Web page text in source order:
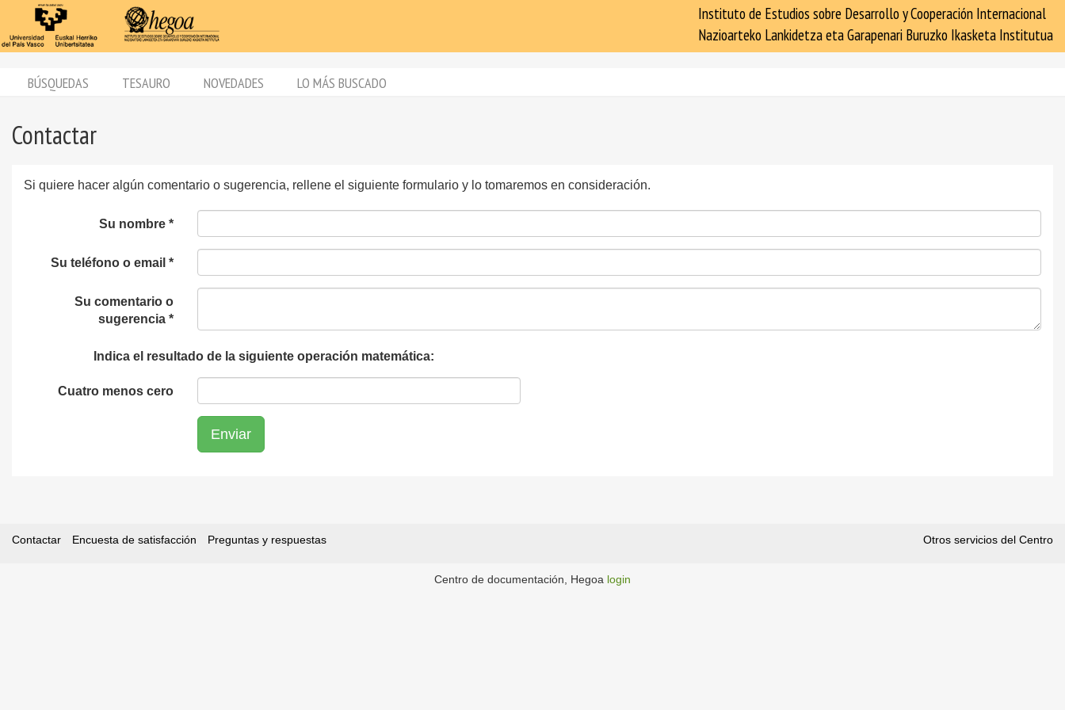
Instituto de Estudios sobre Desarrollo y Cooperación Internacional
Nazioarteko Lankidetza eta Garapenari Buruzko Ikasketa Institutua
BÚSQUEDAS TESAURO NOVEDADES LO MÁS BUSCADO
Contactar
Si quiere hacer algún comentario o sugerencia, rellene el siguiente formulario y lo tomaremos en consideración.
Su nombre *
Su teléfono o email *
Su comentario o
sugerencia *
Indica el resultado de la siguiente operación matemática:
Cuatro menos cero
Contactar Encuesta de satisfacción Preguntas y respuestas Otros servicios del Centro
Centro de documentación, Hegoa login